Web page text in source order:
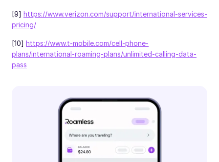
[9] https://www.verizon.com/support/international-services-
pricing/
[10] https://www.t-mobile.com/cell-phone-
plans/international-roaming-plans/unlimited-calling-data-
pass